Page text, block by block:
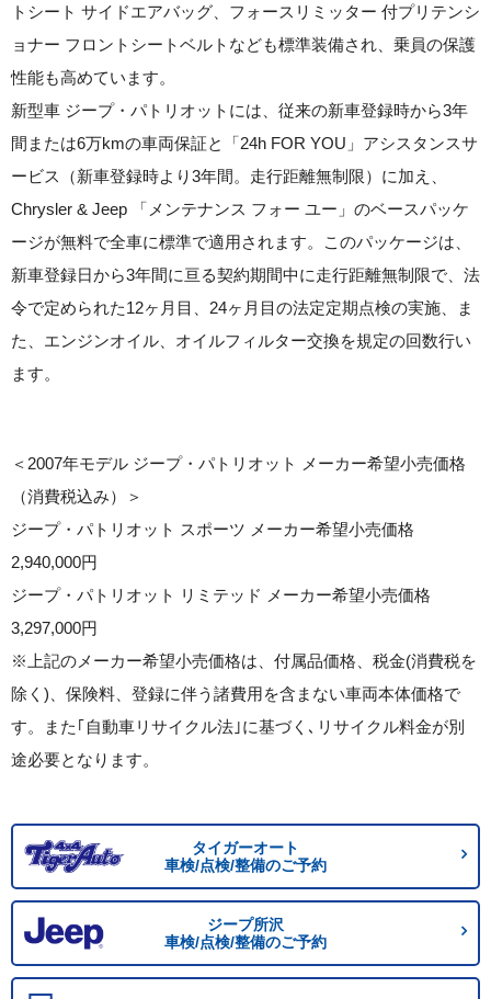
トシート サイドエアバッグ、フォースリミッター 付プリテンシ
ョナー フロントシートベルトなども標準装備され、乗員の保護
性能も高めています。
新型車 ジープ・パトリオットには、従来の新車登録時から3年
間または6万kmの車両保証と「24h FOR YOU」アシスタンスサ
ービス（新車登録時より3年間。走行距離無制限）に加え、
Chrysler & Jeep 「メンテナンス フォー ユー」のベースパッケ
ージが無料で全車に標準で適用されます。このパッケージは、
新車登録日から3年間に亘る契約期間中に走行距離無制限で、法
令で定められた12ヶ月目、24ヶ月目の法定定期点検の実施、ま
た、エンジンオイル、オイルフィルター交換を規定の回数行い
ます。
＜2007年モデル ジープ・パトリオット メーカー希望小売価格
（消費税込み）＞
ジープ・パトリオット スポーツ メーカー希望小売価格
2,940,000円
ジープ・パトリオット リミテッド メーカー希望小売価格
3,297,000円
※上記のメーカー希望小売価格は、付属品価格、税金(消費税を
除く)、保険料、登録に伴う諸費用を含まない車両本体価格で
す。また｢自動車リサイクル法｣に基づく､リサイクル料金が別
途必要となります。
タイガーオート
車検/点検/整備のご予約
ジープ所沢
車検/点検/整備のご予約